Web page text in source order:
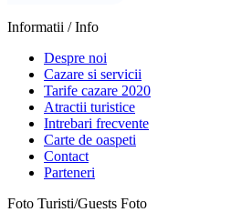
Informatii / Info
Despre noi
Cazare si servicii
Tarife cazare 2020
Atractii turistice
Intrebari frecvente
Carte de oaspeti
Contact
Parteneri
Foto Turisti/Guests Foto